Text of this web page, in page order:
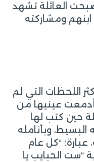
العائلة تشهد
ومشاركته
اللحظات التي لم
عينيها من
حين كتب لها
وبأنامله
عبارة: “كل عام
“ست الحبايب يا